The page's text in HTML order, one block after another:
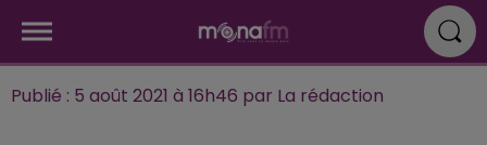
Publié : 5 août 2021 à 16h46 par La rédaction